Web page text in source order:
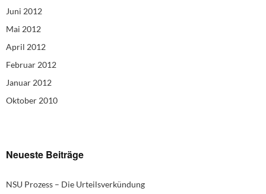
Juni 2012
Mai 2012
April 2012
Februar 2012
Januar 2012
Oktober 2010
Neueste Beiträge
NSU Prozess – Die Urteilsverkündung